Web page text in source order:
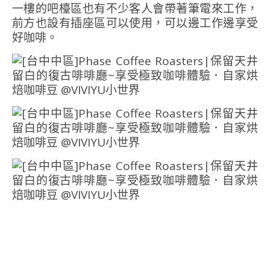
一樓的吧檯區也有不少客人會帶著筆電來工作，
前方也設有插座區可以使用，可以邊工作邊享受
好咖啡。